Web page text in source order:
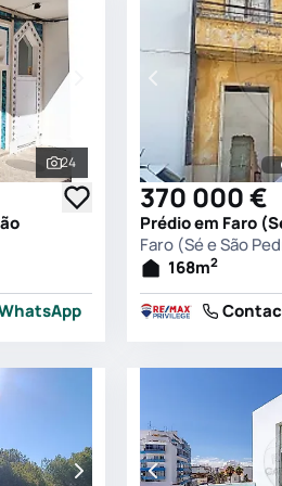
Ver todas as fotografias
24
370 000 €
Prédio em Faro
Faro (Sé e São
168m2